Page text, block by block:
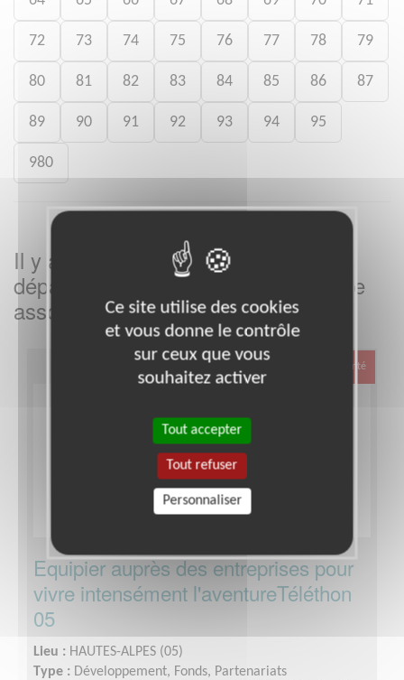
72 73 74 75 76 77 78 79
80 81 82 83 84 85 86 87
89 90 91 92 93 94 95
980
Il y a
missions bénévoles dans le
département
dans cette
association
Santé
Equipier auprès des entreprises pour
vivre intensément l'aventureTéléthon
05
Lieu : HAUTES-ALPES (05)
Type : Développement, Fonds, Partenariats
Ce site utilise des cookies
et vous donne le contrôle
sur ceux que vous
souhaitez activer
Tout accepter
Tout refuser
Personnaliser